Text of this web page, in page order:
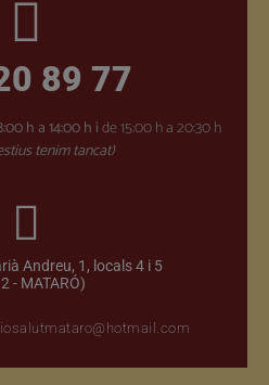
89 77
h a 14:00 h ide 15:00 h a 20:30 h
tenim tancat)
Andreu, 1, locals 4 i 5
- MATARÓ)